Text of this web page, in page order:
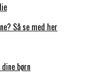
Så se med her
børn